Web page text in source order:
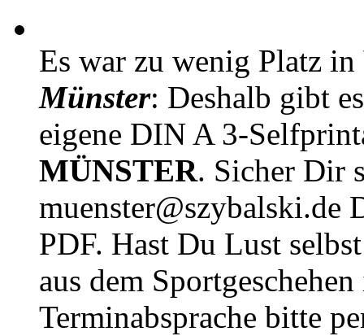
Es war zu wenig Platz in
Münster: Deshalb gibt
eigene DIN A 3-
MÜNSTER. Sicher Dir
muenster@szybalski.de
PDF. Hast Du Lust
aus dem
Terminabsprache bitte